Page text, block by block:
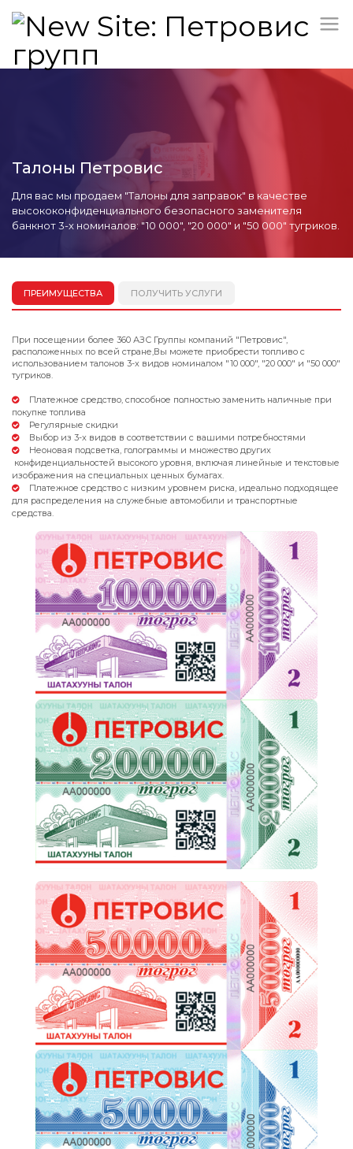
Талоны Петровис
Для вас мы продаем "Талоны для заправок" в качестве
высококонфиденциального безопасного заменителя
банкнот 3-х номиналов: "10 000", "20 000" и "50 000" тугриков.
ПРЕИМУЩЕСТВА ПОЛУЧИТЬ УСЛУГИ
При посещении более 360 АЗС Группы компаний "Петровис",
расположенных по всей стране,Вы можете приобрести топливо с
использованием талонов 3-х видов номиналом "10 000", "20 000" и "50 000"
тугриков.
Платежное средство, способное полностью заменить наличные при
покупке топлива
Регулярные скидки
Выбор из 3-х видов в соответствии с вашими потребностями
Неоновая подсветка, голограммы и множество других
конфиденциальностей высокого уровня, включая линейные и текстовые
изображения на специальных ценных бумагах.
Платежное средство с низким уровнем риска, идеально подходящее
для распределения на служебные автомобили и транспортные
средства.